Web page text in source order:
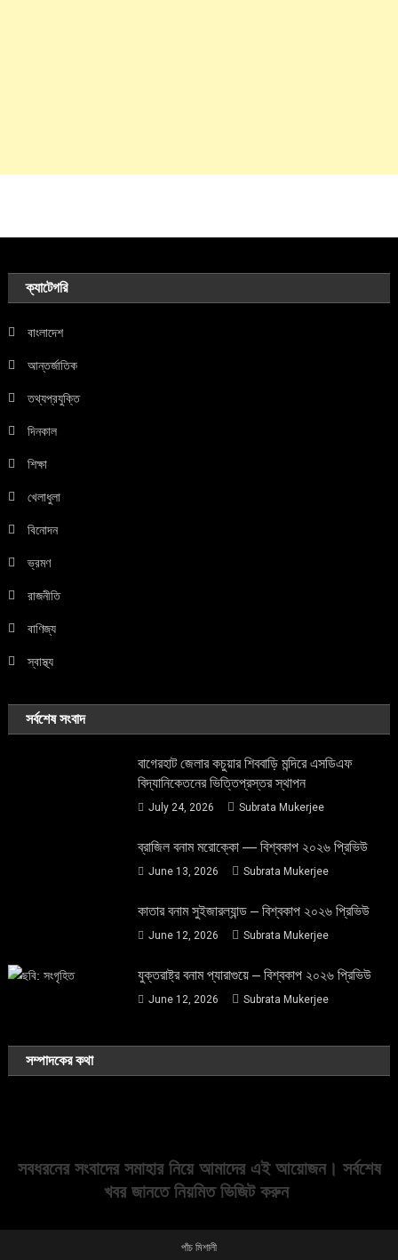
ক্যাটেগরি
বাংলাদেশ
আন্তর্জাতিক
তথ্যপ্রযুক্তি
দিনকাল
শিক্ষা
খেলাধুলা
বিনোদন
ভ্রমণ
রাজনীতি
বাণিজ্য
স্বাস্থ্য
সর্বশেষ সংবাদ
বাগেরহাট জেলার কচুয়ার শিববাড়ি মন্দিরে এসডিএফ
বিদ্যানিকেতনের ভিত্তিপ্রস্তর স্থাপন
July 24, 2026 Subrata Mukerjee
ব্রাজিল বনাম মরোক্কো — বিশ্বকাপ ২০২৬ প্রিভিউ
June 13, 2026 Subrata Mukerjee
কাতার বনাম সুইজারল্যান্ড – বিশ্বকাপ ২০২৬ প্রিভিউ
June 12, 2026 Subrata Mukerjee
যুক্তরাষ্ট্র বনাম প্যারাগুয়ে – বিশ্বকাপ ২০২৬ প্রিভিউ
June 12, 2026 Subrata Mukerjee
সম্পাদকের কথা
সবধরনের সংবাদের সমাহার নিয়ে আমাদের এই আয়োজন। সর্বশেষ
খবর জানতে নিয়মিত ভিজিট করুন
পাঁচ মিশালী